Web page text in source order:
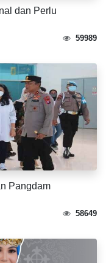
dan Perlu
59989
Pangdam
58649